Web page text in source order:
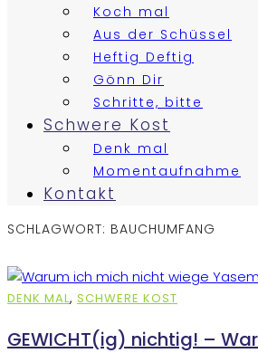
Koch mal
Aus der Schüssel
Heftig Deftig
Gönn Dir
Schritte, bitte
Schwere Kost
Denk mal
Momentaufnahme
Kontakt
SCHLAGWORT: BAUCHUMFANG
DENK MAL, SCHWERE KOST
GEWICHT(ig) nichtig! –